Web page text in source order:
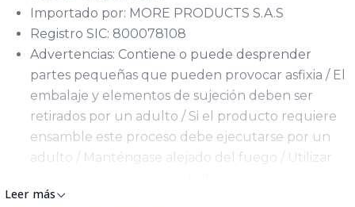
Importado por: MORE PRODUCTS S.A.S
Registro SIC: 800078108
Advertencias: Contiene o puede desprender
partes pequeñas que pueden provocar asfixia / El
embalaje y elementos de sujeción deben ser
retirados por un adulto / Si el producto requiere
ensamble este proceso debe ejecutarse por un
adulto / Manténgase alejado del fuego / Utilizar
Edad Mínima: 3 +
Leer más